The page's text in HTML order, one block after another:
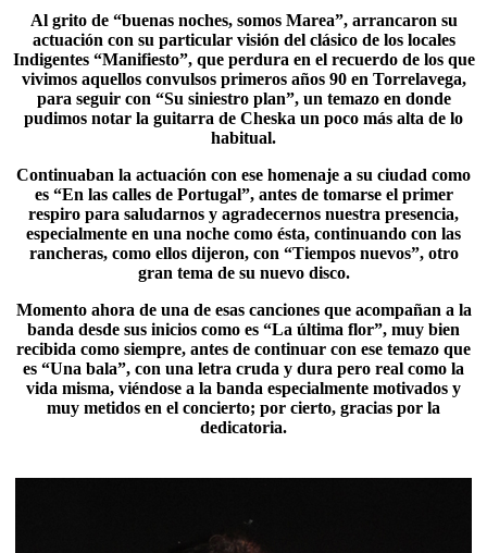
Al grito de “buenas noches, somos Marea”, arrancaron su
actuación con su particular visión del clásico de los locales
Indigentes “Manifiesto”, que perdura en el recuerdo de los que
vivimos aquellos convulsos primeros años 90 en Torrelavega,
para seguir con “Su siniestro plan”, un temazo en donde
pudimos notar la guitarra de Cheska un poco más alta de lo
habitual.
Continuaban la actuación con ese homenaje a su ciudad como
es “En las calles de Portugal”, antes de tomarse el primer
respiro para saludarnos y agradecernos nuestra presencia,
especialmente en una noche como ésta, continuando con las
rancheras, como ellos dijeron, con “Tiempos nuevos”, otro
gran tema de su nuevo disco.
Momento ahora de una de esas canciones que acompañan a la
banda desde sus inicios como es “La última flor”, muy bien
recibida como siempre, antes de continuar con ese temazo que
es “Una bala”, con una letra cruda y dura pero real como la
vida misma, viéndose a la banda especialmente motivados y
muy metidos en el concierto; por cierto, gracias por la
dedicatoria.